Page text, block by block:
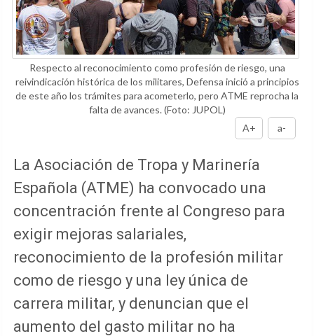
Respecto al reconocimiento como profesión de riesgo, una
reivindicación histórica de los militares, Defensa inició a principios
de este año los trámites para acometerlo, pero ATME reprocha la
falta de avances.(Foto: JUPOL)
A+
a-
La Asociación de Tropa y Marinería
Española (ATME) ha convocado una
concentración frente al Congreso para
exigir mejoras salariales,
reconocimiento de la profesión militar
como de riesgo y una ley única de
carrera militar, y denuncian que el
aumento del gasto militar no ha